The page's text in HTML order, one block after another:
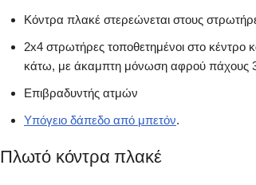
Κόντρα πλακέ στερεώνεται στους
2x4 στρωτήρες τοποθετημένοι στο κέντρο
κάτω, με άκαμπτη μόνωση αφρού πάχους
Επιβραδυντής ατμών
Υπόγειο δάπεδο από μπετόν.
Πλωτό κόντρα πλακέ